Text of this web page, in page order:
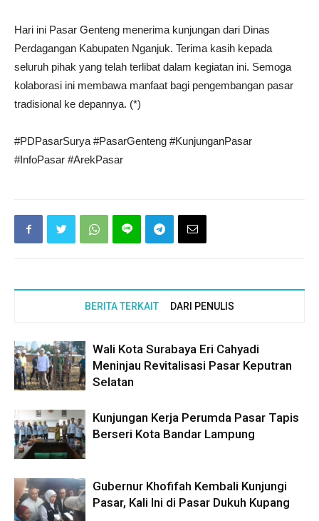
Hari ini Pasar Genteng menerima kunjungan dari Dinas
Perdagangan Kabupaten Nganjuk. Terima kasih kepada
seluruh pihak yang telah terlibat dalam kegiatan ini. Semoga
kolaborasi ini membawa manfaat bagi pengembangan pasar
tradisional ke depannya. (*)
#PDPasarSurya #PasarGenteng #KunjunganPasar
#InfoPasar #ArekPasar
BERITA TERKAIT DARI PENULIS
Wali Kota Surabaya Eri Cahyadi
Meninjau Revitalisasi Pasar Keputran
Selatan
Kunjungan Kerja Perumda Pasar Tapis
Berseri Kota Bandar Lampung
Gubernur Khofifah Kembali Kunjungi
Pasar, Kali Ini di Pasar Dukuh Kupang